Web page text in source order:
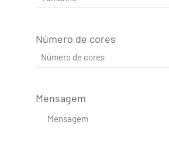
Número de cores
Mensagem